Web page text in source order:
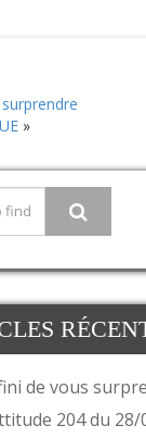
»
de vous
204 du 28/